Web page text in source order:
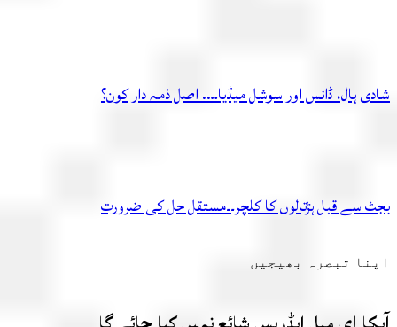
ہال، ڈانس اور سوشل میڈیا…. اصل ذمہ دار کون؟
سے قبل ہڑتالوں کا کلچر۔۔مستقل حل کی ضرورت
تبصرہ بھیجیں